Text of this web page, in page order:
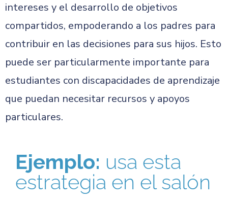
intereses y el desarrollo de objetivos
compartidos, empoderando a los padres para
contribuir en las decisiones para sus hijos. Esto
puede ser particularmente importante para
estudiantes con discapacidades de aprendizaje
que puedan necesitar recursos y apoyos
particulares.
Ejemplo: usa esta
estrategia en el salón